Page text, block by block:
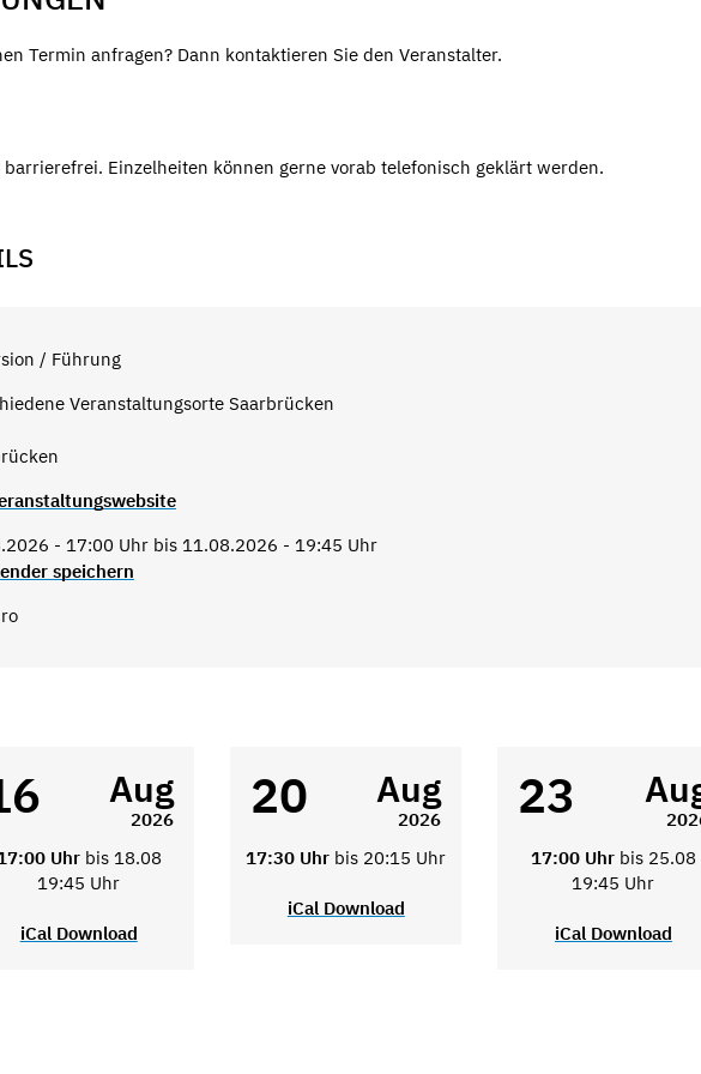
Termin anfragen? Dann kontaktieren Sie den Veranstalter.
Einzelheiten können gerne vorab telefonisch geklärt werden.
/ Führung
Veranstaltungsorte Saarbrücken
- 17:00 Uhr bis 11.08.2026 - 19:45 Uhr
speichern
Aug
2026
Uhr bis 18.08
19:45 Uhr
iCal Download
20 Aug
2026
17:30 Uhr bis 20:15 Uhr
iCal Download
23
17:00 Uhr bis 25.08
19:45 Uhr
iCal Download